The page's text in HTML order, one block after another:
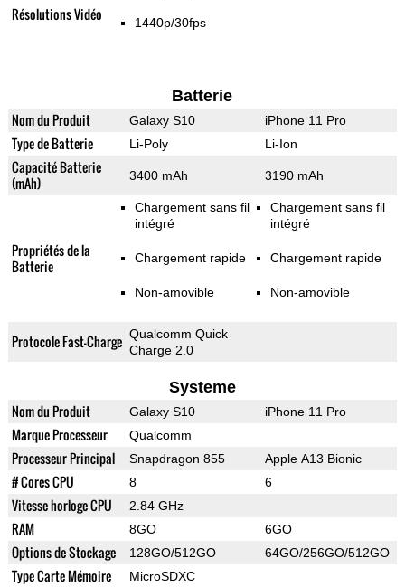
Résolutions Vidéo 1440p/30fps
Batterie
Nom du Produit Galaxy S10 iPhone 11 Pro
Type de Batterie Li-Poly Li-Ion
Capacité Batterie
(mAh)
3400 mAh 3190 mAh
Propriétés de la
Batterie
Chargement sans fil
intégré
Chargement rapide
Non-amovible
Chargement sans fil
intégré
Chargement rapide
Non-amovible
Protocole Fast-Charge Qualcomm Quick
Charge 2.0
Systeme
Nom du Produit Galaxy S10 iPhone 11 Pro
Marque Processeur Qualcomm
Processeur Principal Snapdragon 855 Apple A13 Bionic
# Cores CPU 8 6
Vitesse horloge CPU 2.84 GHz
RAM 8GO 6GO
Options de Stockage 128GO/512GO 64GO/256GO/512GO
Type Carte Mémoire MicroSDXC